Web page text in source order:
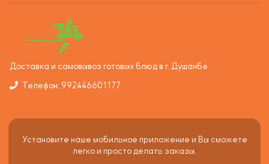
Доставка и самовывоз готовых блюд в г. Душанбе
Телефон: 992446601177
Установите наше мобильное приложение и Вы сможете
легко и просто делать заказы.